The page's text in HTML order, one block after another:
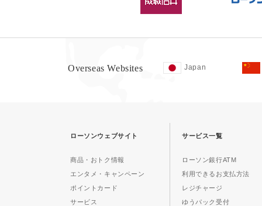
Overseas Websites Japan
ローソンウェブサイト
商品・おトク情報
エンタメ・キャンペーン
ポイントカード
サービス
サービス一覧
ローソン銀行ATM
利用できるお支払方法
レジチャージ
ゆうパック受付